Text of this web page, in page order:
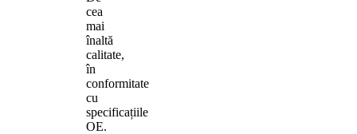
cea
mai
înaltă
calitate,
în
conformitate
cu
specificațiile
OE.